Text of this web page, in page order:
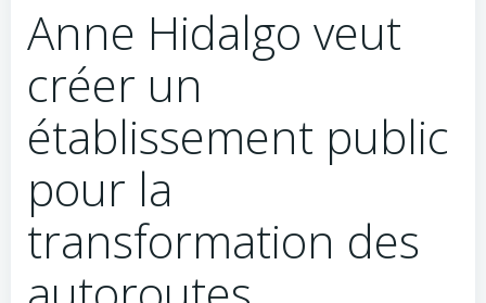
Anne Hidalgo veut
créer un
établissement public
pour la
transformation des